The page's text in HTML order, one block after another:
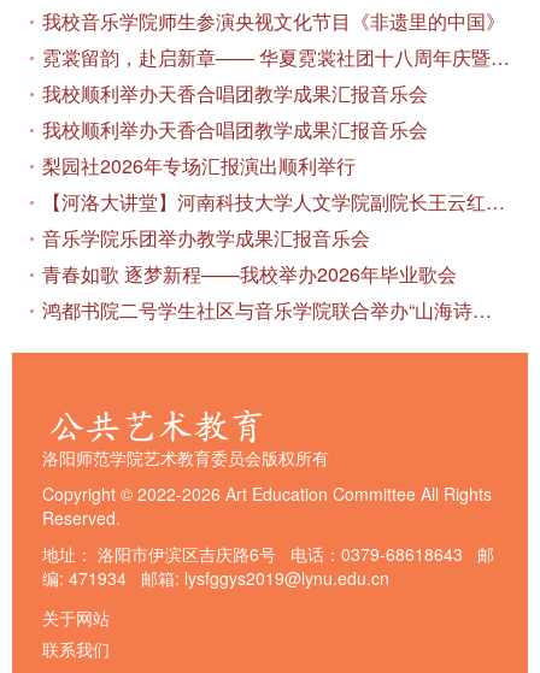
我校音乐学院师生参演央视文化节目《非遗里的中国》
霓裳留韵，赴启新章—— 华夏霓裳社团十八周年庆暨毕业季特别演出圆满落幕
我校顺利举办天香合唱团教学成果汇报音乐会
我校顺利举办天香合唱团教学成果汇报音乐会
梨园社2026年专场汇报演出顺利举行
【河洛大讲堂】河南科技大学人文学院副院长王云红教授应邀作专题讲座
音乐学院乐团举办教学成果汇报音乐会
青春如歌 逐梦新程——我校举办2026年毕业歌会
鸿都书院二号学生社区与音乐学院联合举办“山海诗恋”合唱思政汇报音乐会
洛阳师范学院艺术教育委员会版权所有
Copyright © 2022-2026 Art Education Committee All Rights
Reserved.
地址： 洛阳市伊滨区吉庆路6号 电话：0379-68618643 邮
编: 471934 邮箱: lysfggys2019@lynu.edu.cn
关于网站
联系我们